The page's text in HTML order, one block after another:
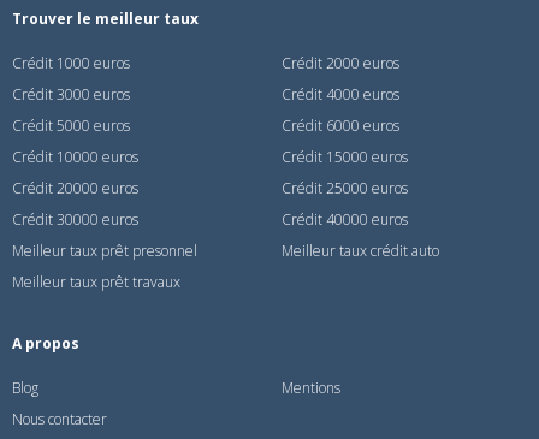
Trouver le meilleur taux
Crédit 1000 euros
Crédit 2000 euros
Crédit 3000 euros
Crédit 4000 euros
Crédit 5000 euros
Crédit 6000 euros
Crédit 10000 euros
Crédit 15000 euros
Crédit 20000 euros
Crédit 25000 euros
Crédit 30000 euros
Crédit 40000 euros
Meilleur taux prêt presonnel
Meilleur taux crédit auto
Meilleur taux prêt travaux
A propos
Blog
Mentions
Nous contacter